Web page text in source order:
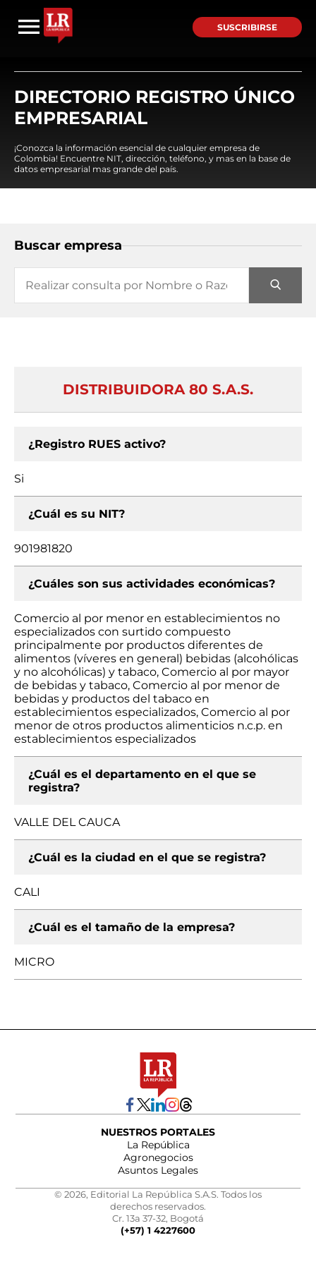
SUSCRIBIRSE
DIRECTORIO REGISTRO ÚNICO
EMPRESARIAL
¡Conozca la información esencial de cualquier empresa de
Colombia! Encuentre NIT, dirección, teléfono, y mas en la base de
datos empresarial mas grande del país.
Buscar empresa
DISTRIBUIDORA 80 S.A.S.
¿Registro RUES activo?
Si
¿Cuál es su NIT?
901981820
¿Cuáles son sus actividades económicas?
Comercio al por menor en establecimientos no
especializados con surtido compuesto
principalmente por productos diferentes de
alimentos (víveres en general) bebidas (alcohólicas
y no alcohólicas) y tabaco, Comercio al por mayor
de bebidas y tabaco, Comercio al por menor de
bebidas y productos del tabaco en
establecimientos especializados, Comercio al por
menor de otros productos alimenticios n.c.p. en
establecimientos especializados
¿Cuál es el departamento en el que se
registra?
VALLE DEL CAUCA
¿Cuál es la ciudad en el que se registra?
CALI
¿Cuál es el tamaño de la empresa?
MICRO
NUESTROS PORTALES
La República
Agronegocios
Asuntos Legales
© 2026, Editorial La República S.A.S. Todos los
derechos reservados.
Cr. 13a 37-32, Bogotá
(+57) 1 4227600